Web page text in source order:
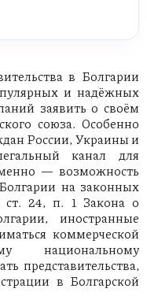
в Болгарии
и надёжных
заявить о своём
союза. Особенно
России, Украины и
канал для
— возможность
на законных
ст. 24, п. 1 Закона о
иностранные
коммерческой
национальному
представительства,
в Болгарской